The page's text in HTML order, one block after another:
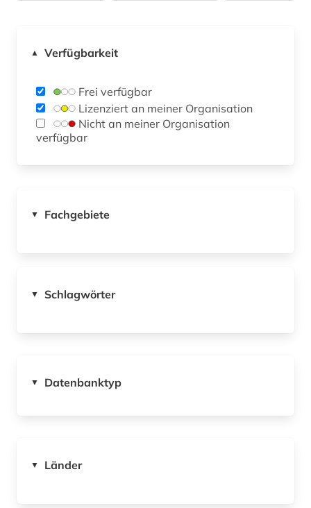
▲ Verfügbarkeit
Frei verfügbar
Lizenziert an meiner Organisation
verfügbar
▼ Fachgebiete
▼ Schlagwörter
▼ Datenbanktyp
▼ Länder